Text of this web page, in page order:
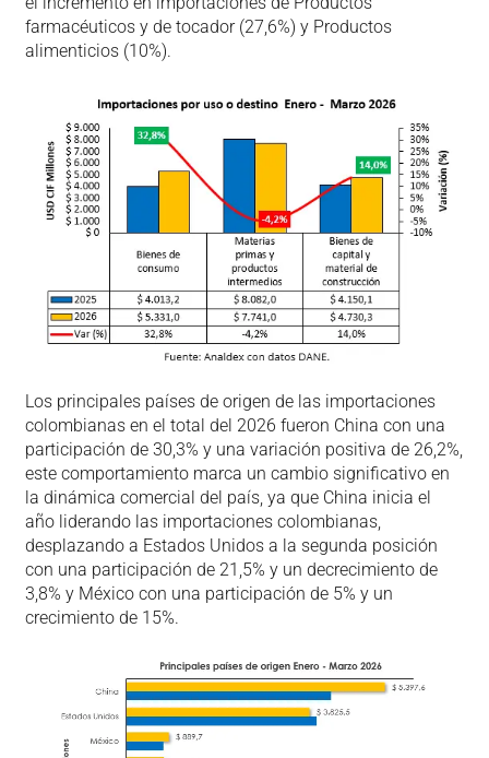
farmacéuticos y de tocador (27,6%) y Productos
alimenticios (10%).
Los principales países de origen de las importaciones
colombianas en el total del 2026 fueron China con una
participación de 30,3% y una variación positiva de 26,2%,
este comportamiento marca un cambio significativo en
la dinámica comercial del país, ya que China inicia el
año liderando las importaciones colombianas,
desplazando a Estados Unidos a la segunda posición
con una participación de 21,5% y un decrecimiento de
3,8% y México con una participación de 5% y un
crecimiento de 15%.